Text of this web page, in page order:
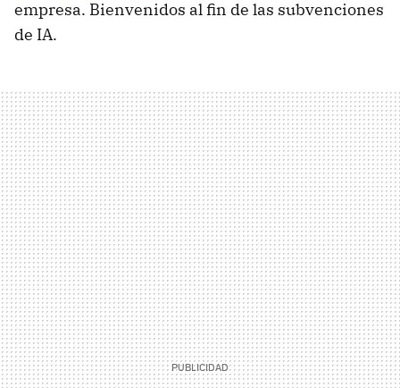
empresa. Bienvenidos al fin de las subvenciones
de IA.